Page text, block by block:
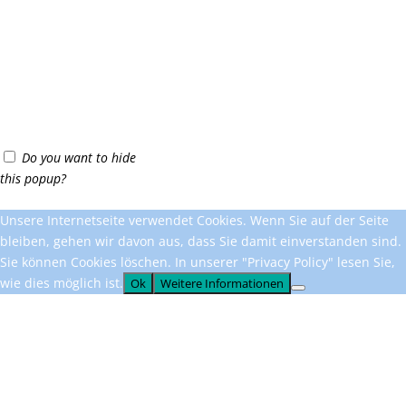
Do you want to hide
this popup?
Unsere Internetseite verwendet Cookies. Wenn Sie auf der Seite
bleiben, gehen wir davon aus, dass Sie damit einverstanden sind.
Sie können Cookies löschen. In unserer "Privacy Policy" lesen Sie,
wie dies möglich ist. Ok Weitere Informationen